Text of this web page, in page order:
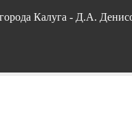
города Калуга - Д.А.